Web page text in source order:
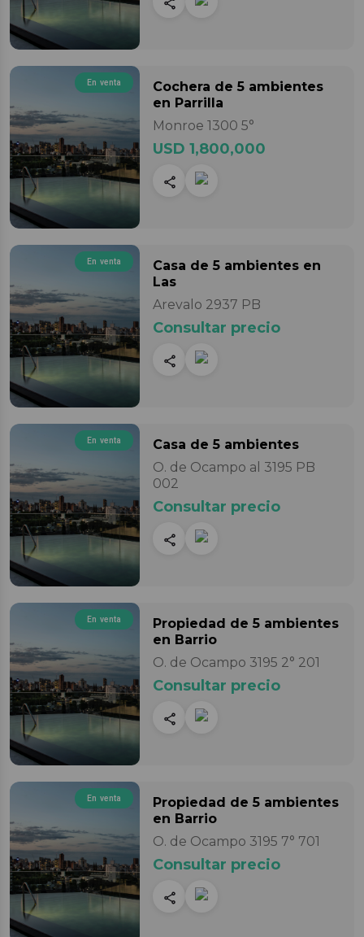
En venta Cochera de 5 ambientes
en Parrilla
Monroe 1300 5°
USD 1,800,000
En venta Casa de 5 ambientes en
Las
Arevalo 2937 PB
Consultar precio
En venta Casa de 5 ambientes
O. de Ocampo al 3195 PB
002
Consultar precio
En venta Propiedad de 5 ambientes
en Barrio
O. de Ocampo 3195 2° 201
Consultar precio
En venta Propiedad de 5 ambientes
en Barrio
O. de Ocampo 3195 7° 701
Consultar precio